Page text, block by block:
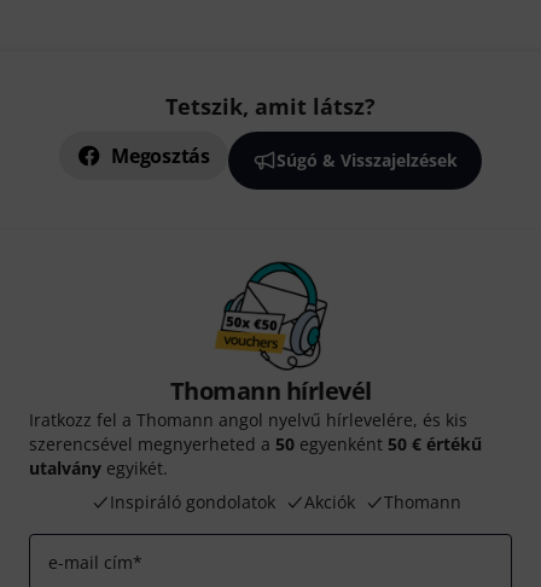
Tetszik, amit látsz?
Megosztás Súgó & Visszajelzések
Thomann hírlevél
Iratkozz fel a Thomann angol nyelvű hírlevelére, és kis
szerencsével megnyerheted a 50 egyenként 50 € értékű
utalvány egyikét.
Inspiráló gondolatok
Akciók Thomann
e-mail cím*